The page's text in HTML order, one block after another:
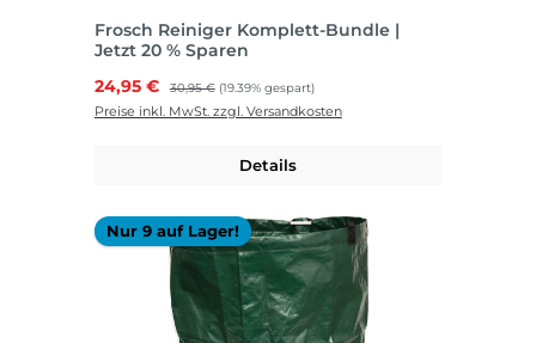
Frosch Reiniger Komplett-Bundle |
Jetzt 20 % Sparen
Verkaufspreis:
24,95 € Regulärer Preis:
30,95 € (19.39% gespart)
Preise inkl. MwSt. zzgl. Versandkosten
Details
Nur 9 auf Lager!